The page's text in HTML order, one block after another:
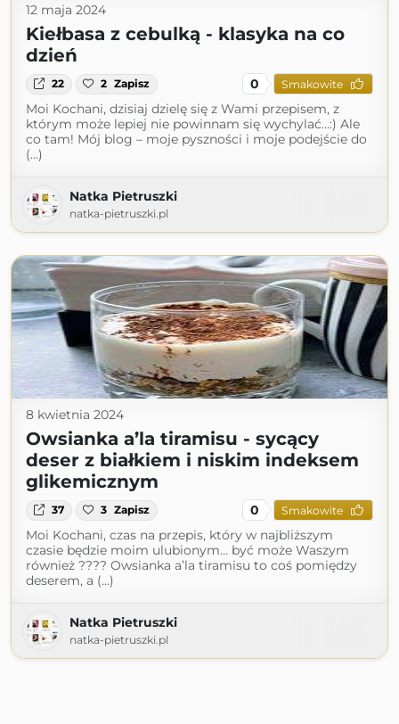
12 maja 2024
Kiełbasa z cebulką - klasyka na co
dzień
22 2 Zapisz 0 Smakowite
Moi Kochani, dzisiaj dzielę się z Wami przepisem, z
którym może lepiej nie powinnam się wychylać…:) Ale
co tam! Mój blog – moje pyszności i moje podejście do
(...)
Natka Pietruszki
natka-pietruszki.pl
8 kwietnia 2024
Owsianka a’la tiramisu - sycący
deser z białkiem i niskim indeksem
glikemicznym
37 3 Zapisz 0 Smakowite
Moi Kochani, czas na przepis, który w najbliższym
czasie będzie moim ulubionym… być może Waszym
również ???? Owsianka a’la tiramisu to coś pomiędzy
deserem, a (...)
Natka Pietruszki
natka-pietruszki.pl